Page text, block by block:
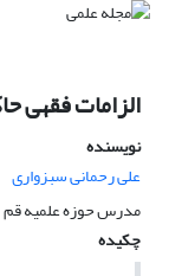
الزامات فقهی
نویسنده
علی رحمانی سبزواری
مدرس حوزه علمیه قم
چکیده